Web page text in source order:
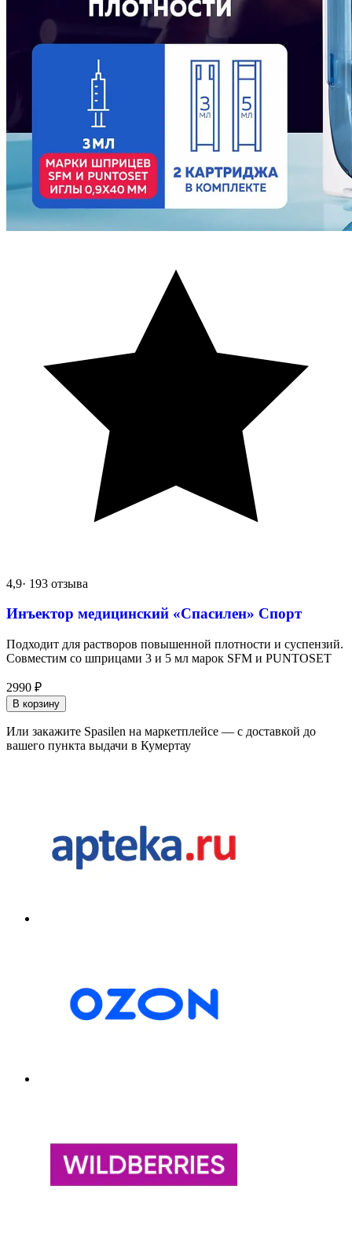
4,9· 193 отзыва
Инъектор медицинский «Спасилен» Спорт
Подходит для растворов повышенной плотности и суспензий.
Совместим со шприцами 3 и 5 мл марок SFM и PUNTOSET
2990 ₽
В корзину
Или закажите Spasilen на маркетплейсе — с доставкой до
вашего пункта выдачи в Кумертау